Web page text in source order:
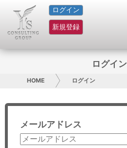
ログイン
新規登録
HOME
サービス紹介
グループ概要
採用情報
お問い合わせ
ログイン
HOME ログイン
メールアドレス